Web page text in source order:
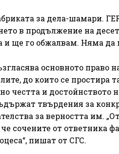
за дела-шамари.
в продължение на
и ще го обжалвам. Няма
основното право
до които се простира
честта и достойнството
твърдения за
за верността им.
сочените от ответника
пишат от СГС.